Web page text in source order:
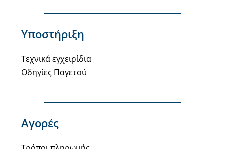
Υποστήριξη
Τεχνικά εγχειρίδια
Οδηγίες Παγετού
Αγορές